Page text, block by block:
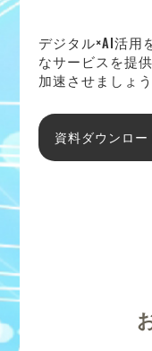
デジタル×AI活用
なサービスを提
加速させましょう
資料ダウンロー